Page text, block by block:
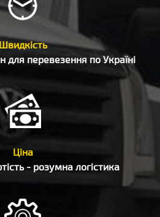
Швидкість
для перевезення по Україні
Ціна
- розумна логістика